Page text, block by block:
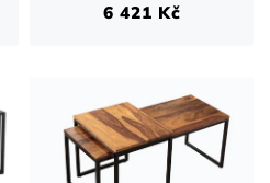
6 421 Kč